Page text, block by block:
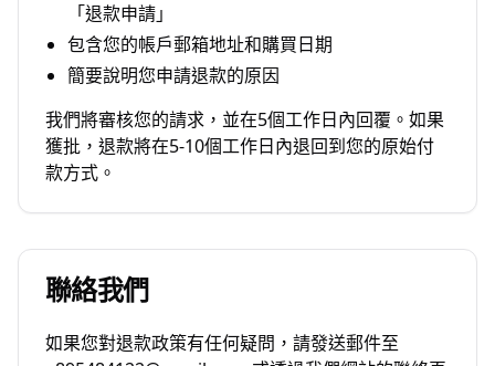
「退款申請」
包含您的帳戶郵箱地址和購買日期
簡要說明您申請退款的原因
我們將審核您的請求，並在5個工作日內回覆。如果
獲批，退款將在5-10個工作日內退回到您的原始付
款方式。
聯絡我們
如果您對退款政策有任何疑問，請發送郵件至